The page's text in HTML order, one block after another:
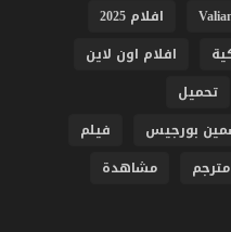
افلام 2025
افلام اون لاين
تحميل
بورجيس
فيلم
مترجم
مشاهدة